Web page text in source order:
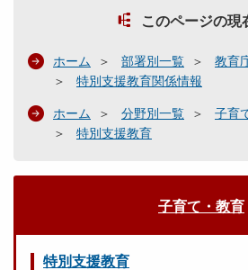
このページの現
ホーム 部署別一覧 教育
特別支援教育関係情報
ホーム 分野別一覧 子育
特別支援教育
子育て・教育
特別支援教育